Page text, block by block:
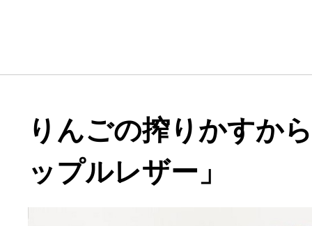
りんごの搾りかすか
ップルレザー」